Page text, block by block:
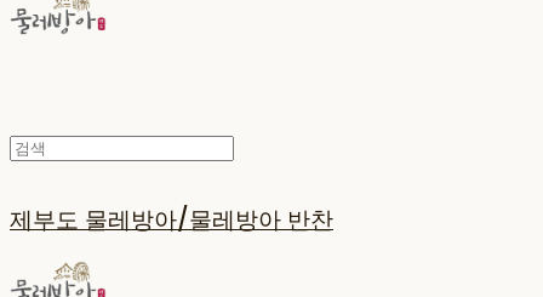
제부도 물레방아/물레방아 반찬